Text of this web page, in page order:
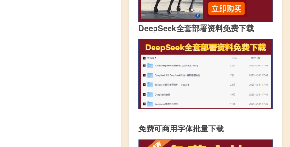
DeepSeek全套部署资料免费下载
免费可商用字体批量下载